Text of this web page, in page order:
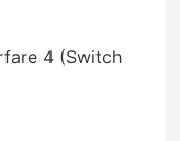
4 (Switch